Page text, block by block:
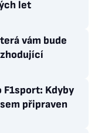
let
vám bude
F1sport: Kdyby
připraven